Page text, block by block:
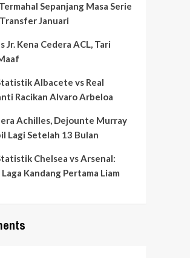
Sepanjang Masa Serie
Januari
Jr. Kena Cedera ACL, Tari
Albacete vs Real
Racikan Alvaro Arbeloa
Achilles, Dejounte Murray
Lagi Setelah 13 Bulan
Chelsea vs Arsenal:
Kandang Pertama Liam